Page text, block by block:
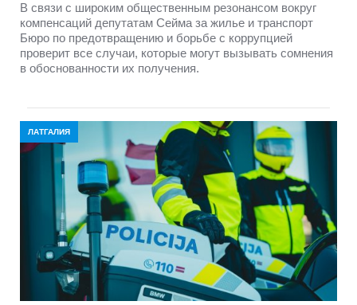
В связи с широким общественным резонансом вокруг
компенсаций депутатам Сейма за жилье и транспорт
Бюро по предотвращению и борьбе с коррупцией
проверит все случаи, которые могут вызывать сомнения
в обоснованности их получения.
ЛАТГАЛИЯ